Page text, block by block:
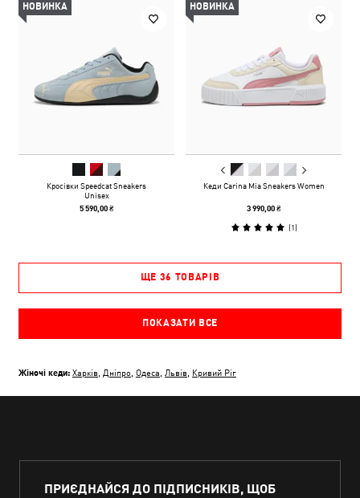
НОВИНКА
Кросівки Speedcat Sneakers
Unisex
5 590,00 ₴
НОВИНКА
Кеди Carina Mia Sneakers Women
3 990,00 ₴
(1)
ЩЕ 36 ТОВАРІВ
ПОКАЗАТИ ВСЕ
Жіночі кеди: Харків Дніпро Одеса Львів Кривий Ріг
ПРИЄДНАЙСЯ ДО ПІДПИСНИКІВ, ЩОБ